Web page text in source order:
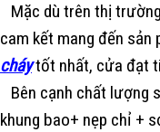
Mặc dù trên thị
cam kết mang đến sản
cháytốt nhất, cửa đạt
Bên cạnh chất lượng
khung bao+ nẹp chỉ +